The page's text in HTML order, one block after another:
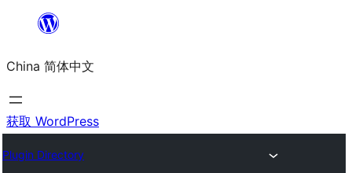
内
容
China 简体中文
获取 WordPress
Plugin Directory